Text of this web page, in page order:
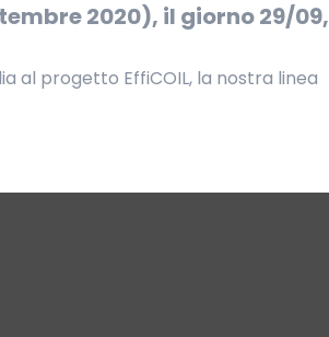
2020), il giorno 29/09,
al progetto EffiCOIL, la nostra linea